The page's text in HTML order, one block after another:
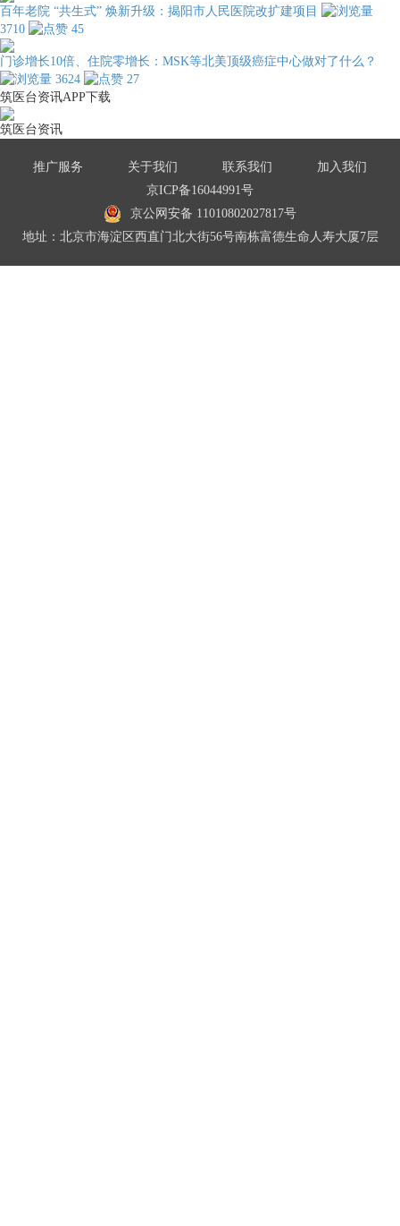
百年老院 “共生式” 焕新升级：揭阳市人民医院改扩建项目
3710
45
门诊增长10倍、住院零增长：MSK等北美顶级癌症中心做对了什么？
3624
27
筑医台资讯APP下载
筑医台资讯
推广服务 关于我们 联系我们
加入我们
京ICP备16044991号
京公网安备 11010802027817号
地址：北京市海淀区西直门北大街56号南栋富德生命人寿大厦7层